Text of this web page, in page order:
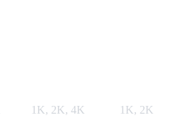
1K, 2K, 4K 1K, 2K